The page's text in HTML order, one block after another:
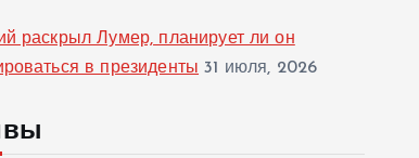
раскрыл Лумер, планирует ли он
в президенты 31 июля, 2026